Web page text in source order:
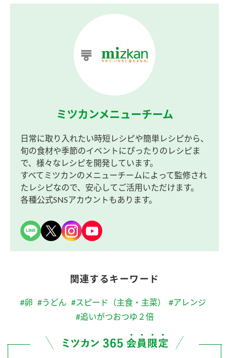
ミツカンメニューチーム
日常に取り入れたい時短レシピや簡単レシピから、
旬の食材や季節のイベントにぴったりのレシピま
で、様々なレシピを開発しています。
すべてミツカンのメニューチームによって監修され
たレシピなので、安心してご活用いただけます。
各種公式SNSアカウントもあります。
関連するキーワード
#卵 #うどん #スピード（主食・主菜）
#アレンジ
#追いがつおつゆ２倍